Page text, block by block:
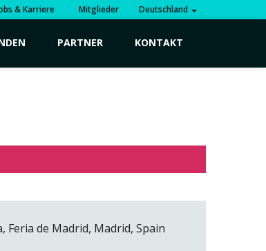
& Karriere Mitglieder Deutschland
PARTNER KONTAKT
Feria de Madrid, Madrid, Spain